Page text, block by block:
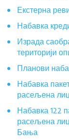
Екстерна
Набавка
Израда
територији
Планови
Набавка
расељена
Набавка 122
расељена
Бања